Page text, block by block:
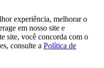
experiência, melhorar o
em nosso site e
site, você concorda com o
consulte a Política de